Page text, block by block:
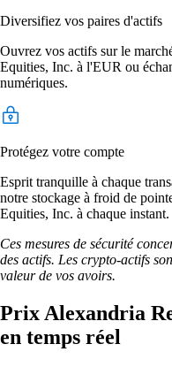
Diversifiez vos paires d'actifs
Ouvrez vos actifs sur le
Equities, Inc. à l'EUR ou
numériques.
Protégez votre compte
Esprit tranquille à chaque
notre stockage à froid de
Equities, Inc. à chaque instant.
Ces mesures de sécurité
des actifs. Les crypto-actifs
valeur de vos avoirs.
Prix Alexandria
en temps réel